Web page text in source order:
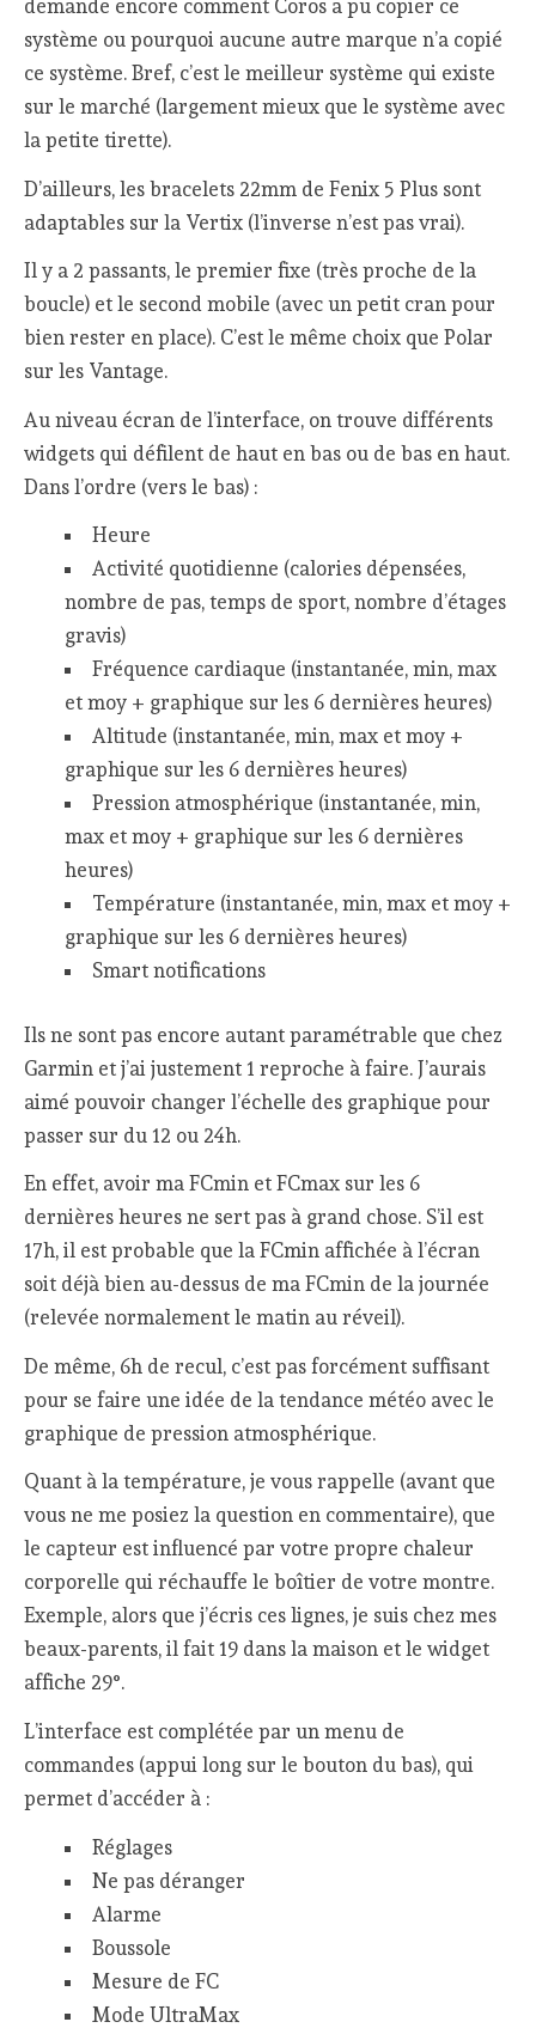
demande encore comment Coros a pu copier ce
système ou pourquoi aucune autre marque n’a copié
ce système. Bref, c’est le meilleur système qui existe
sur le marché (largement mieux que le système avec
la petite tirette).
D’ailleurs, les bracelets 22mm de Fenix 5 Plus sont
adaptables sur la Vertix (l’inverse n’est pas vrai).
Il y a 2 passants, le premier fixe (très proche de la
boucle) et le second mobile (avec un petit cran pour
bien rester en place). C’est le même choix que Polar
sur les Vantage.
Au niveau écran de l’interface, on trouve différents
widgets qui défilent de haut en bas ou de bas en haut.
Dans l’ordre (vers le bas) :
Heure
Activité quotidienne (calories dépensées,
nombre de pas, temps de sport, nombre d’étages
gravis)
Fréquence cardiaque (instantanée, min, max
et moy + graphique sur les 6 dernières heures)
Altitude (instantanée, min, max et moy +
graphique sur les 6 dernières heures)
Pression atmosphérique (instantanée, min,
max et moy + graphique sur les 6 dernières
heures)
Température (instantanée, min, max et moy +
graphique sur les 6 dernières heures)
Smart notifications
Ils ne sont pas encore autant paramétrable que chez
Garmin et j’ai justement 1 reproche à faire. J’aurais
aimé pouvoir changer l’échelle des graphique pour
passer sur du 12 ou 24h.
En effet, avoir ma FCmin et FCmax sur les 6
dernières heures ne sert pas à grand chose. S’il est
17h, il est probable que la FCmin affichée à l’écran
soit déjà bien au-dessus de ma FCmin de la journée
(relevée normalement le matin au réveil).
De même, 6h de recul, c’est pas forcément suffisant
pour se faire une idée de la tendance météo avec le
graphique de pression atmosphérique.
Quant à la température, je vous rappelle (avant que
vous ne me posiez la question en commentaire), que
le capteur est influencé par votre propre chaleur
corporelle qui réchauffe le boîtier de votre montre.
Exemple, alors que j’écris ces lignes, je suis chez mes
beaux-parents, il fait 19 dans la maison et le widget
affiche 29°.
L’interface est complétée par un menu de
commandes (appui long sur le bouton du bas), qui
permet d’accéder à :
Réglages
Ne pas déranger
Alarme
Boussole
Mesure de FC
Mode UltraMax